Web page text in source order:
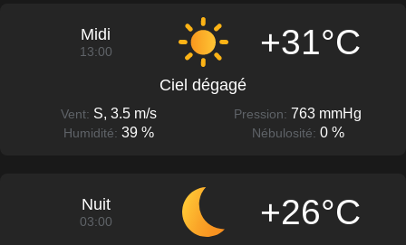
Midi
13:00 +31°C
Ciel dégagé
Vent: S, 3.5 m/s Pression: 763 mmHg
Humidité: 39 % Nébulosité: 0 %
Nuit
03:00 +26°C